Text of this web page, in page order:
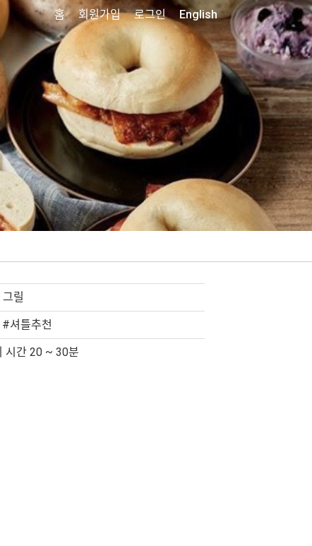
홈 회원가입 로그인 English
릴
셔틀추천
시간 20 ~ 30분